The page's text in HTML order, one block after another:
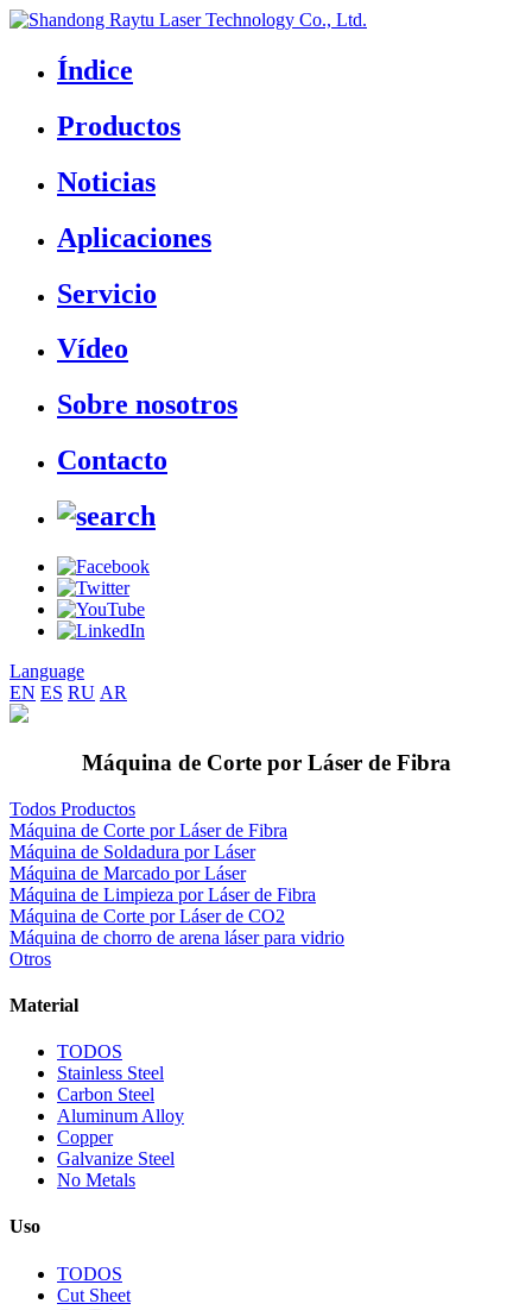
Índice
Productos
Noticias
Aplicaciones
Servicio
Vídeo
Sobre nosotros
Contacto
Language
EN ES RU AR
Máquina de Corte por Láser de Fibra
Todos Productos
Máquina de Corte por Láser de Fibra
Máquina de Soldadura por Láser
Máquina de Marcado por Láser
Máquina de Limpieza por Láser de Fibra
Máquina de Corte por Láser de CO2
Máquina de chorro de arena láser para vidrio
Otros
Material
TODOS
Stainless Steel
Carbon Steel
Aluminum Alloy
Copper
Galvanize Steel
No Metals
Uso
TODOS
Cut Sheet